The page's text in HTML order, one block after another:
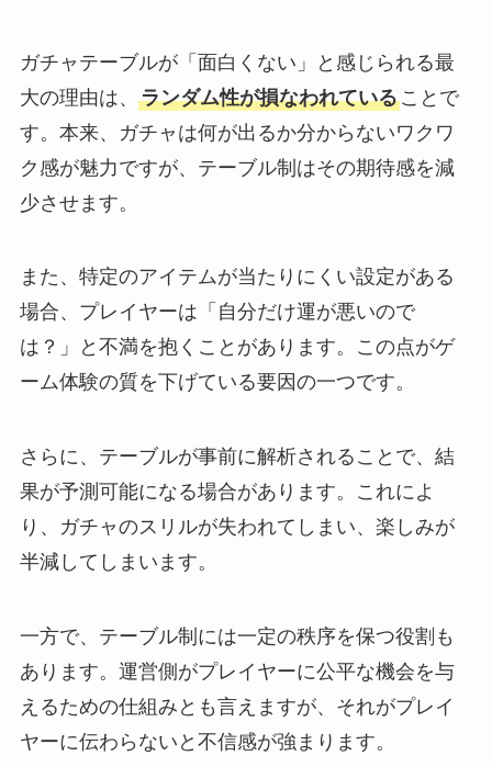
ガチャテーブルが「面白くない」と感じられる最
大の理由は、 ランダム性が損なわれていることで
す。本来、ガチャは何が出るか分からないワクワ
ク感が魅力ですが、テーブル制はその期待感を減
少させます。
また、特定のアイテムが当たりにくい設定がある
場合、プレイヤーは「自分だけ運が悪いので
は？」と不満を抱くことがあります。この点がゲ
ーム体験の質を下げている要因の一つです。
さらに、テーブルが事前に解析されることで、結
果が予測可能になる場合があります。これによ
り、ガチャのスリルが失われてしまい、楽しみが
半減してしまいます。
一方で、テーブル制には一定の秩序を保つ役割も
あります。運営側がプレイヤーに公平な機会を与
えるための仕組みとも言えますが、それがプレイ
ヤーに伝わらないと不信感が強まります。